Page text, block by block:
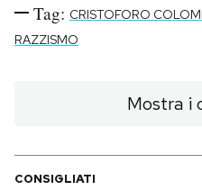
Tag: CRISTOFORO
RAZZISMO
Mostra i
CONSIGLIATI